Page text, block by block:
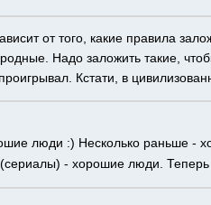
от того, какие правила
Надо заложить такие,
Кстати, в
люди :) Несколько раньше -
- хорошие люди. Теперь